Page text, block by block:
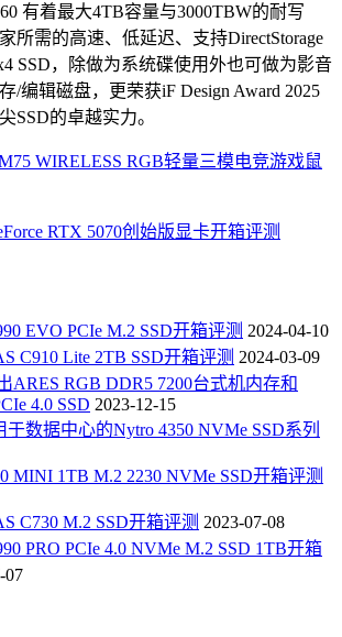
着最大4TB容量与3000TBW的耐写
所需的高速、低延迟、支持DirectStorage
SSD，除做为系统碟使用外也可做为影音
/编辑磁盘，更荣获iF Design Award 2025
SSD的卓越实力。
WIRELESS RGB轻量三模电竞游戏鼠
RTX 5070创始版显卡开箱评测
EVO PCIe M.2 SSD开箱评测 2024-04-10
C910 Lite 2TB SSD开箱评测 2024-03-09
ARES RGB DDR5 7200台式机内存和
4.0 SSD 2023-12-15
数据中心的Nytro 4350 NVMe SSD系列
MINI 1TB M.2 2230 NVMe SSD开箱评测
C730 M.2 SSD开箱评测 2023-07-08
PRO PCIe 4.0 NVMe M.2 SSD 1TB开箱
07